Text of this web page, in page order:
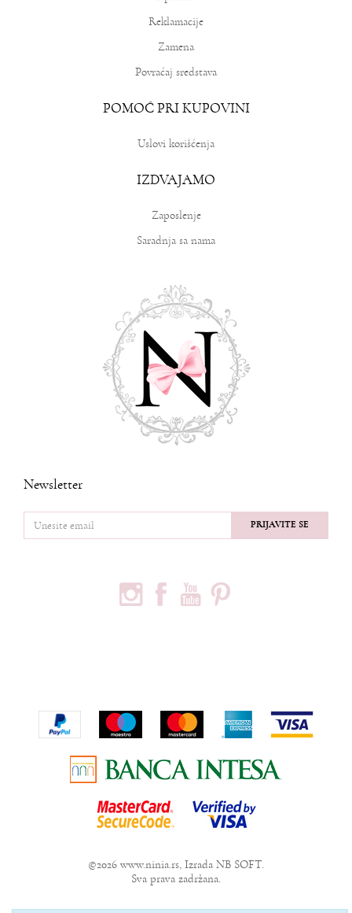
Reklamacije
Zamena
Povraćaj sredstava
POMOĆ PRI KUPOVINI
Uslovi korišćenja
IZDVAJAMO
Zaposlenje
Saradnja sa nama
Newsletter
PRIJAVITE SE
office@ninia.rs
109267030
©2026 www.ninia.rs, IzradaNB SOFT.
Sva prava zadržana.